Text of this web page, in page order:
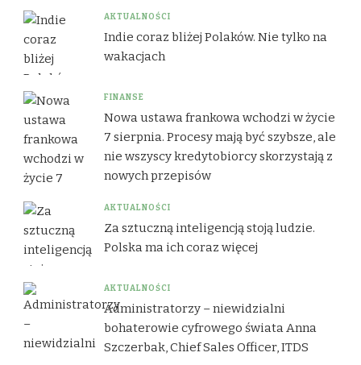
AKTUALNOŚCI
Indie coraz bliżej Polaków. Nie tylko na
wakacjach
FINANSE
Nowa ustawa frankowa wchodzi w życie
7 sierpnia. Procesy mają być szybsze, ale
nie wszyscy kredytobiorcy skorzystają z
nowych przepisów
AKTUALNOŚCI
Za sztuczną inteligencją stoją ludzie.
Polska ma ich coraz więcej
AKTUALNOŚCI
Administratorzy – niewidzialni
bohaterowie cyfrowego świata Anna
Szczerbak, Chief Sales Officer, ITDS